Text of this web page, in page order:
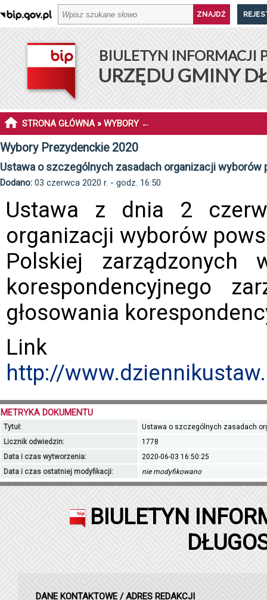
BIULETYN INFORMACJI
URZĘDU GMINY
STRONA GŁÓWNA»WYBORY←
Wybory Prezydenckie 2020
Ustawa o szczególnych zasadach organizacji wyborów
Dodano: 03 czerwca 2020 r. - godz. 16:50
Ustawa z dnia 2
organizacji wyborów
Polskiej
korespondencyjnego
głosowania
Link do
http://
METRYKA DOKUMENTU
Tytuł:
Ustawa o szczególnych zasadach
Licznik odwiedzin:
1778
Data i czas wytworzenia:
2020-06-03 16:50:25
Data i czas ostatniej modyfikacji:
nie modyfikowano
BIULETYN
DANE KONTAKTOWE / ADRES REDAKCJI